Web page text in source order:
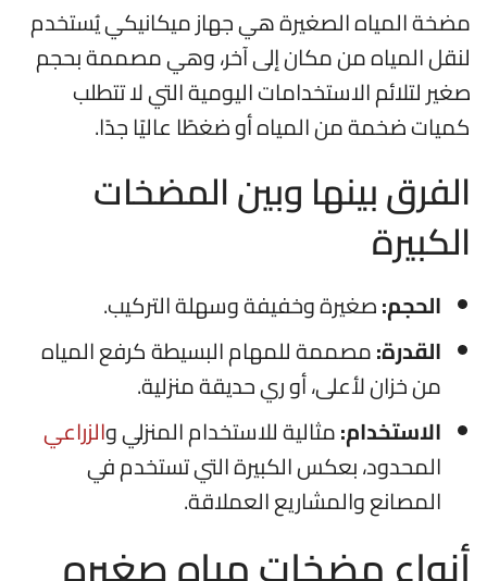
مضخة المياه الصغيرة هي جهاز ميكانيكي يُستخدم
لنقل المياه من مكان إلى آخر، وهي مصممة بحجم
صغير لتلائم الاستخدامات اليومية التي لا تتطلب
كميات ضخمة من المياه أو ضغطًا عاليًا جدًا.
الفرق بينها وبين المضخات
الكبيرة
الحجم:صغيرة وخفيفة وسهلة التركيب.
القدرة:مصممة للمهام البسيطة كرفع المياه
من خزان لأعلى، أو ري حديقة منزلية.
الاستخدام:مثالية للاستخدام المنزلي والزراعي
المحدود، بعكس الكبيرة التي تستخدم في
المصانع والمشاريع العملاقة.